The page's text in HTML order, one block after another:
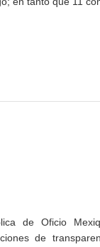
de Oficio
de